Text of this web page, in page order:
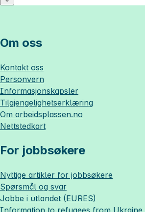
Om oss
Kontakt oss
Personvern
Informasjonskapsler
Tilgjengelighetserklæring
Om arbeidsplassen.no
Nettstedkart
For jobbsøkere
Nyttige artikler for jobbsøkere
Spørsmål og svar
Jobbe i utlandet (EURES)